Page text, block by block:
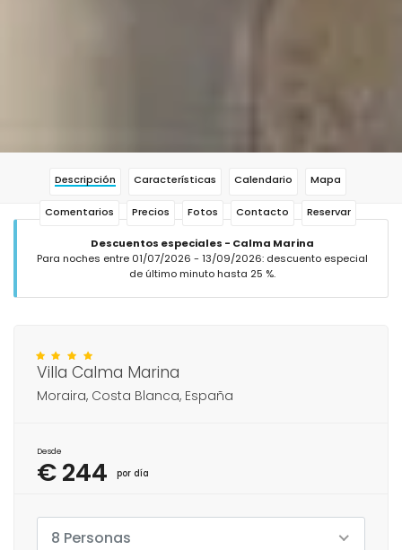
Descripción Características Calendario Mapa
Comentarios Precios Fotos Contacto Reservar
Descuentos especiales - Calma Marina
Para noches entre 01/07/2026 - 13/09/2026: descuento especial
de último minuto hasta 25 %.
Villa Calma Marina
Moraira, Costa Blanca, España
Desde
€ 244 por día
8 Personas